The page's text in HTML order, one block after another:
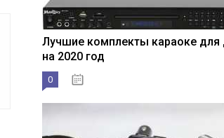
Лучшие комплекты караоке для
на 2020 год
0